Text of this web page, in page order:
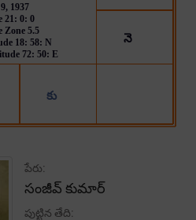
పేరు:
సంజీవ్ కుమార్
పుట్టిన తేది: